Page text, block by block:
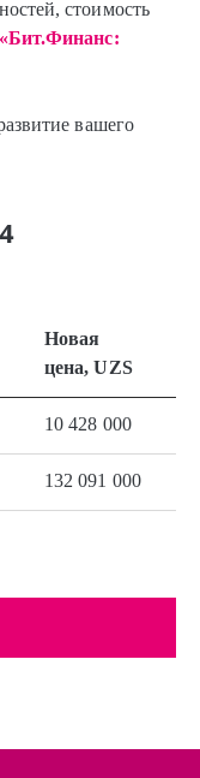
стоимость
«Бит.Финанс:
вашего
Новая
цена, UZS
10 428 000
132 091 000